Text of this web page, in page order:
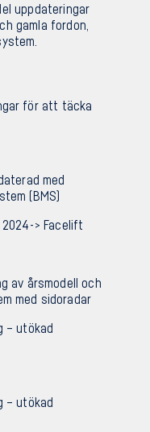
uppdateringar
gamla fordon,
för att täcka
med
(BMS)
> Facelift
av årsmodell och
med sidoradar
– utökad
– utökad